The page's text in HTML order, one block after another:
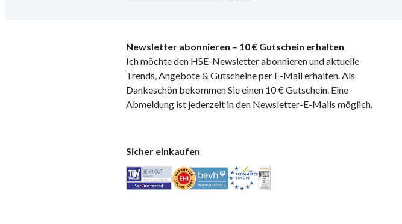
Newsletter abonnieren – 10 € Gutschein erhalten
Ich möchte den HSE-Newsletter abonnieren und aktuelle
Trends, Angebote & Gutscheine per E-Mail erhalten. Als
Dankeschön bekommen Sie einen 10 € Gutschein. Eine
Abmeldung ist jederzeit in den Newsletter-E-Mails möglich.
Sicher einkaufen